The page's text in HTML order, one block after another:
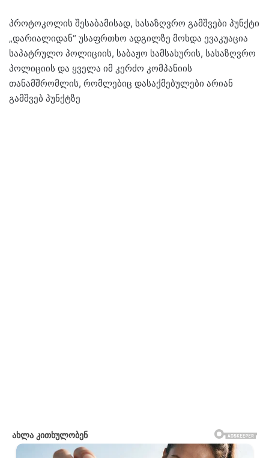
პროტოკოლის შესაბამისად, სასაზღვრო გამშვები პუნქტი
„დარიალიდან“ უსაფრთხო ადგილზე მოხდა ევაკუაცია
საპატრულო პოლიციის, საბაჟო სამსახურის, სასაზღვრო
პოლიციის და ყველა იმ კერძო კომპანიის
თანამშრომლის, რომლებიც დასაქმებულები არიან
გამშვებ პუნქტზე